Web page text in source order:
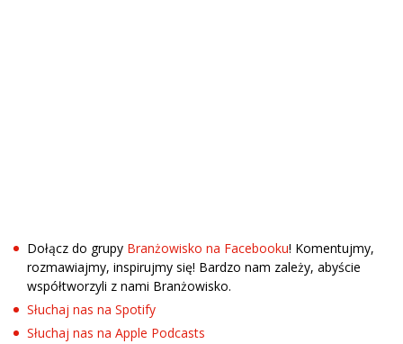
Dołącz do grupy Branżowisko na Facebooku! Komentujmy,
rozmawiajmy, inspirujmy się! Bardzo nam zależy, abyście
współtworzyli z nami Branżowisko.
Słuchaj nas na Spotify
Słuchaj nas na Apple Podcasts